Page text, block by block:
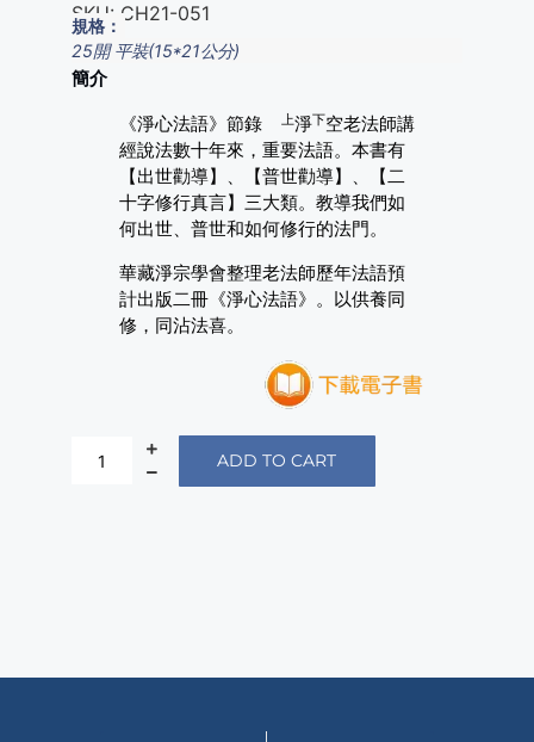
SKU: CH21-051
規格：
25開 平裝(15*21公分)
簡介
《淨心法語》節錄
上淨下空老法師講
經說法數十年來，重要法語。本書有
【出世勸導】、【普世勸導】、【二
十字修行真言】三大類。教導我們如
何出世、普世和如何修行的法門。
華藏淨宗學會整理老法師歷年法語預
計出版二冊《淨心法語》。以供養同
修，同沾法喜。
ADD TO CART